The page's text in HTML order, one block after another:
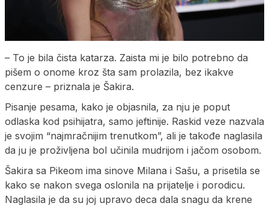
– To je bila čista katarza. Zaista mi je bilo potrebno da
pišem o onome kroz šta sam prolazila, bez ikakve
cenzure – priznala je Šakira.
Pisanje pesama, kako je objasnila, za nju je poput
odlaska kod psihijatra, samo jeftinije. Raskid veze nazvala
je svojim “najmračnijim trenutkom”, ali je takođe naglasila
da ju je proživljena bol učinila mudrijom i jačom osobom.
Šakira sa Pikeom ima sinove Milana i Sašu, a prisetila se
kako se nakon svega oslonila na prijatelje i porodicu.
Naglasila je da su joj upravo deca dala snagu da krene